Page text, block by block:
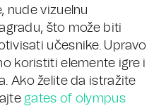
nude vizuelnu
što može biti
učesnike. Upravo
koristiti elemente igre i
Ako želite da istražite
gates of olympus